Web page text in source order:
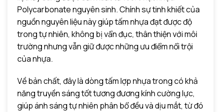
Polycarbonate nguyên sinh. Chính sự tinh khiết của
nguồn nguyên liệu này giúp tấm nhựa đạt được độ
trong tự nhiên, không bị vẩn đục, thân thiện với môi
trường nhưng vẫn giữ được những ưu điểm nổi trội
của nhựa.
Về bản chất, đây là dòng tấm lợp nhựa trong có khả
năng truyền sáng tốt tương đương kính cường lực,
giúp ánh sáng tự nhiên phân bổ đều và dịu mắt, từ đó